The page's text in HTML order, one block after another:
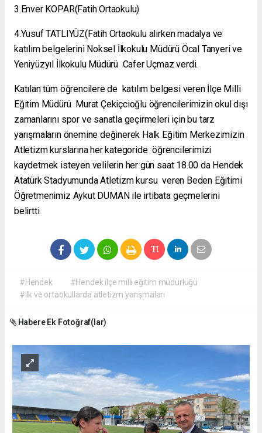
3.Enver KOPAR(Fatih Ortaokulu)
4.Yusuf TATLIYÜZ(Fatih Ortaokulu alırken madalya ve
katılım belgelerini Noksel İlkokulu Müdürü Öcal Tanyeri ve
Yeniyüzyıl İlkokulu Müdürü Cafer Uçmaz verdi.
Katılan tüm öğrencilere de katılım belgesi veren İlçe Milli
Eğitim Müdürü Murat Çekiçcioğlu öğrencilerimizin okul dışı
zamanlarını spor ve sanatla geçirmeleri için bu tarz
yarışmaların önemine değinerek Halk Eğitim Merkezimizin
Atletizm kurslarına her kategoride öğrencilerimizi
kaydetmek isteyen velilerin her gün saat 18.00 da Hendek
Atatürk Stadyumunda Atletizm kursu veren Beden Eğitimi
Öğretmenimiz Aykut DUMAN ile irtibata geçmelerini
belirtti.
#Hendek
#Hendek ilçe milli eğitim müdürlüğü
#ilk ve ortaokullarda atletizm yarışmaları
Habere Ek Fotoğraf(lar)